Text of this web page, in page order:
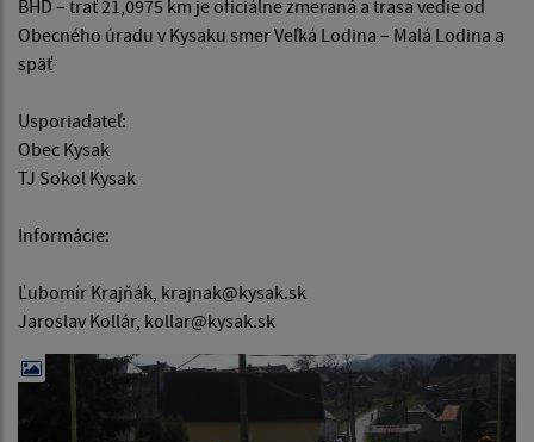
BHD – trať 21,0975 km je oficiálne zmeraná a trasa vedie od
Obecného úradu v Kysaku smer Veľká Lodina – Malá Lodina a
späť
Usporiadateľ:
Obec Kysak
TJ Sokol Kysak
Informácie:
Ľubomír Krajňák, krajnak@kysak.sk
Jaroslav Kollár, kollar@kysak.sk